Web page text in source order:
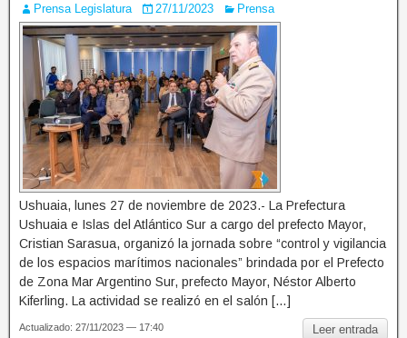
Prensa Legislatura 27/11/2023 Prensa
Ushuaia, lunes 27 de noviembre de 2023.- La Prefectura
Ushuaia e Islas del Atlántico Sur a cargo del prefecto Mayor,
Cristian Sarasua, organizó la jornada sobre “control y vigilancia
de los espacios marítimos nacionales” brindada por el Prefecto
de Zona Mar Argentino Sur, prefecto Mayor, Néstor Alberto
Kiferling. La actividad se realizó en el salón […]
Leer entrada
Actualizado: 27/11/2023 — 17:40